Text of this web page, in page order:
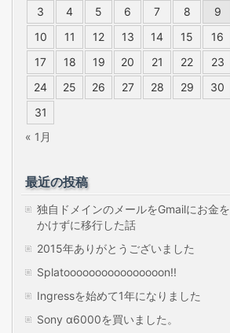
3
4 5 6 7 8
9
10
11 12 13 14 15
16
17
18 19 20 21 22
23
24
25 26 27 28 29
30
31
« 1月
最近の投稿
独自ドメインのメールをGmailにお金を
かけずに移行した話
2015年ありがとうございました
Splatoooooooooooooooon!!
Ingressを始めて1年になりました
Sony α6000を買いました。